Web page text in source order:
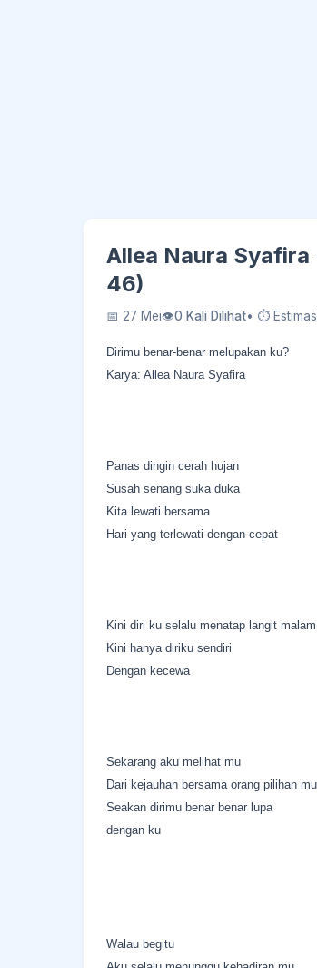
Allea Naura
46)
📅 27 Mei👁0 Kali Dilihat• ⏱
Dirimu benar-benar melupakan ku?
Karya: Allea Naura Syafira
Panas dingin cerah hujan
Susah senang suka duka
Kita lewati bersama
Hari yang terlewati dengan cepat
Kini diri ku selalu menatap langit
Kini hanya diriku sendiri
Dengan kecewa
Sekarang aku melihat mu
Dari kejauhan bersama orang pilihan mu
Seakan dirimu benar benar lupa
dengan ku
Walau begitu